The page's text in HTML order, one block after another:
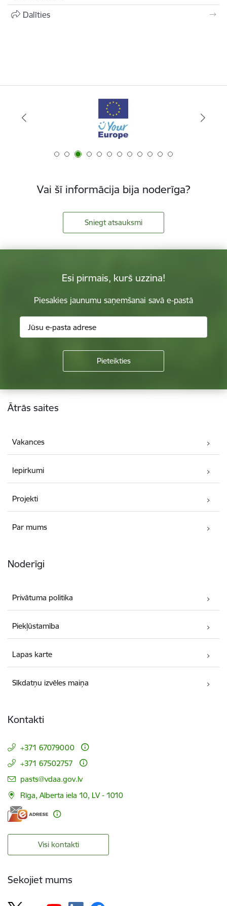
Dalīties
Vai šī informācija bija noderīga?
Sniegt atsauksmi
Esi pirmais, kurš uzzina!
Piesakies jaunumu saņemšanai savā e-pastā
Kājene
Ātrās saites
Vakances
Iepirkumi
Projekti
Par mums
Noderīgi
Privātuma politika
Piekļūstamība
Lapas karte
Sīkdatņu izvēles maiņa
Kontakti
+371 67079000
+371 67502757
E-pasts:
pasts@vdaa.gov.lv
Rīga, Alberta iela 10, LV - 1010
Visi kontakti
Sekojiet mums